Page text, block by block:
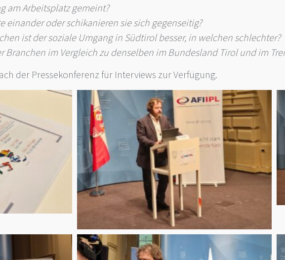
am Arbeitsplatz gemeint?
einander oder schikanieren sie sich gegenseitig?
ist der soziale Umgang in Südtirol besser, in welchen schlechter?
Branchen im Vergleich zu denselben im Bundesland Tirol und im
der Pressekonferenz für Interviews zur Verfügung.